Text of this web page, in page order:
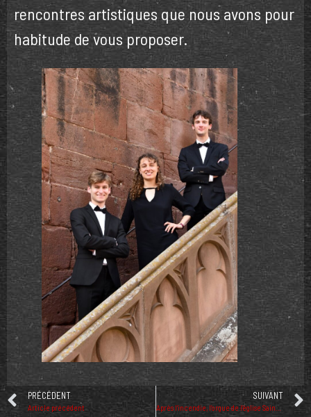
rencontres artistiques que nous avons pour
habitude de vous proposer.
PRÉCÉDENT
Article précédent
SUIVANT
Après l’incendie, l’orgue de l’église Saint-Germain va être décontaminé